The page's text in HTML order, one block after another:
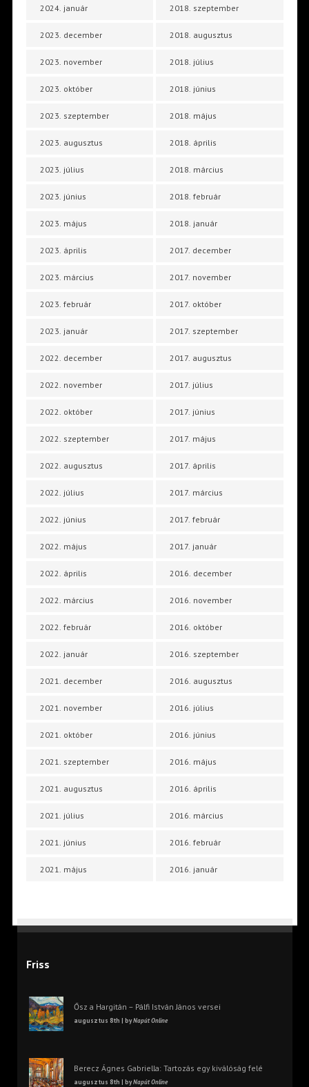
2024. január
2023. december
2023. november
2023. október
2023. szeptember
2023. augusztus
2023. július
2023. június
2023. május
2023. április
2023. március
2023. február
2023. január
2022. december
2022. november
2022. október
2022. szeptember
2022. augusztus
2022. július
2022. június
2022. május
2022. április
2022. március
2022. február
2022. január
2021. december
2021. november
2021. október
2021. szeptember
2021. augusztus
2021. július
2021. június
2021. május
2018. szeptember
2018. augusztus
2018. július
2018. június
2018. május
2018. április
2018. március
2018. február
2018. január
2017. december
2017. november
2017. október
2017. szeptember
2017. augusztus
2017. július
2017. június
2017. május
2017. április
2017. március
2017. február
2017. január
2016. december
2016. november
2016. október
2016. szeptember
2016. augusztus
2016. július
2016. június
2016. május
2016. április
2016. március
2016. február
2016. január
Friss
Ősz a Hargitán – Pálfi István János versei
augusztus 8th | byNapút Online
Berecz Ágnes Gabriella: Tartozás egy kiválóság felé
augusztus 8th | byNapút Online